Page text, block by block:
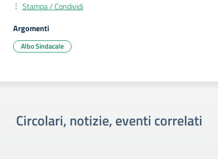
Stampa / Condividi
Argomenti
Albo Sindacale
Circolari, notizie, eventi correlati